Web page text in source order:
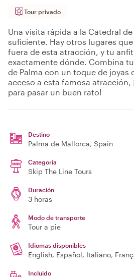
Tour privado
Una visita rápida a la Catedral de
suficiente. Hay otros lugares
fuera de esta atracción, y tu
exactamente dónde. Combina
de Palma con un toque de joyas
acceso a esta famosa atracción,
para pasar un buen rato!
Destino
Palma de Mallorca, Spain
Categoría
Skip The Line Tours
Duración
3 horas
Modo de transporte
Tour a pie
Idiomas disponibles
English, Español, Italiano,
Incluido